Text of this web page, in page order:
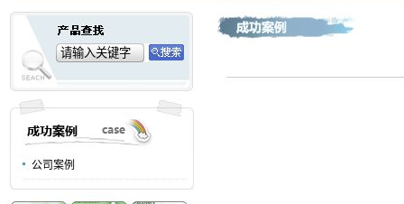
公司案例